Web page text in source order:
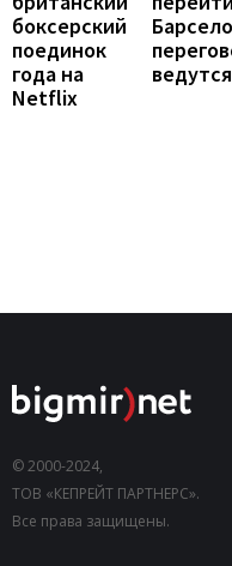
боксерский
поединок
года на
Netflix
ведутся
© 2000-2024,
ТОВ «КЕПРЕЙТ ПАРТНЕРС».
Все права защищены.